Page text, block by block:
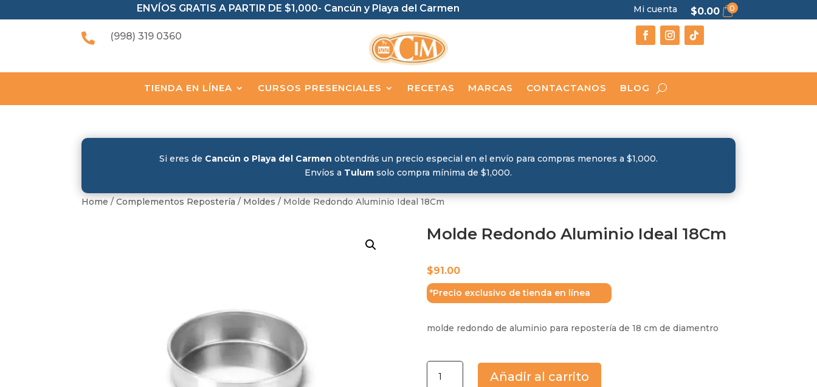
ENVÍOS GRATIS A PARTIR DE $1,000- Cancún y Playa del Carmen Mi cuenta $0.00 0
 (998) 319 0360
TIENDA EN LÍNEA CURSOS PRESENCIALES RECETAS MARCAS CONTACTANOS BLOG
Si eres de Cancún o Playa del Carmen obtendrás un precio especial en el envío para compras menores a $1,000.
Envíos a Tulum solo compra mínima de $1,000.
Home /Complementos Repostería / Moldes / Molde Redondo Aluminio Ideal 18Cm
Molde Redondo Aluminio Ideal 18Cm
$91.00
*Precio exclusivo de tienda en línea
molde redondo de aluminio para repostería de 18 cm de diamentro
Molde
Redondo
Añadir al carrito